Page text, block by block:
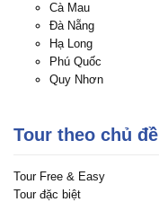
Cà Mau
Đà Nẵng
Hạ Long
Phú Quốc
Quy Nhơn
Tour theo chủ đề
Tour Free & Easy
Tour đặc biệt